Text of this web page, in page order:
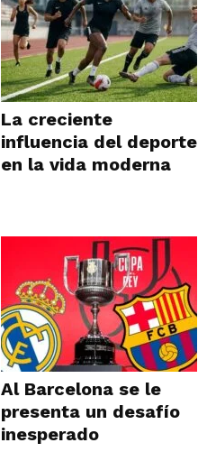
La creciente
influencia del deporte
en la vida moderna
Al Barcelona se le
presenta un desafío
inesperado